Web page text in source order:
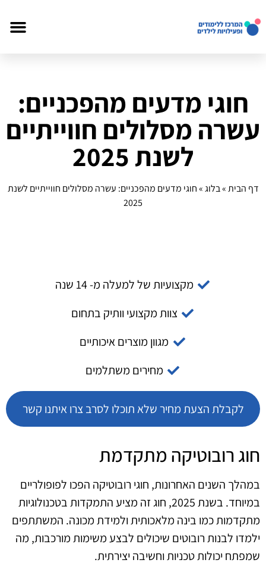
חוגי מדעים מהפכניים:
עשרה מסלולים חווייתיים
לשנת 2025
דף הבית»בלוג»חוגי מדעים מהפכניים: עשרה מסלולים חווייתיים לשנת
2025
מקצועיות של למעלה מ- 14 שנה
צוות מקצועי וותיק בתחום
מגוון מוצרים איכותיים
מחירים משתלמים
לקבלת הצעת מחיר שלא תוכלו לסרב צרו איתנו קשר
חוג רובוטיקה מתקדמת
במהלך השנים האחרונות, חוגי רובוטיקה הפכו לפופולריים
במיוחד. בשנת 2025, חוג זה מציע התמקדות בטכנולוגיות
מתקדמות כמו בינה מלאכותית ולמידת מכונה. המשתתפים
ילמדו לבנות רובוטים שיכולים לבצע משימות מורכבות, מה
שמפתח יכולות טכניות וחשיבה יצירתית.